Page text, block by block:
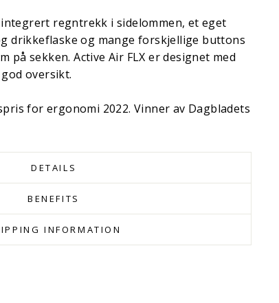
regntrekk i sidelommen, et eget
drikkeflaske og mange forskjellige buttons
på sekken. Active Air FLX er designet med
oversikt.
for ergonomi 2022. Vinner av Dagbladets
DETAILS
BENEFITS
INFORMATION